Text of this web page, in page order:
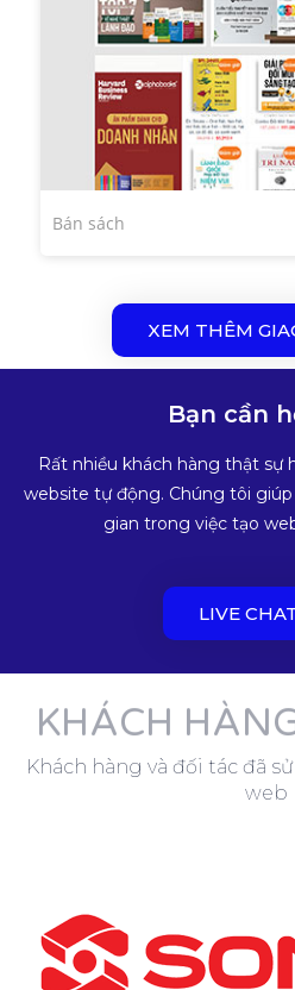
Bán sách
XEM THÊM
Bạn cần
Rất nhiều khách hàng thật sự
website tự động. Chúng tôi
gian trong việc tạo
LIVE
KHÁCH
Khách hàng và đối tác đã
web